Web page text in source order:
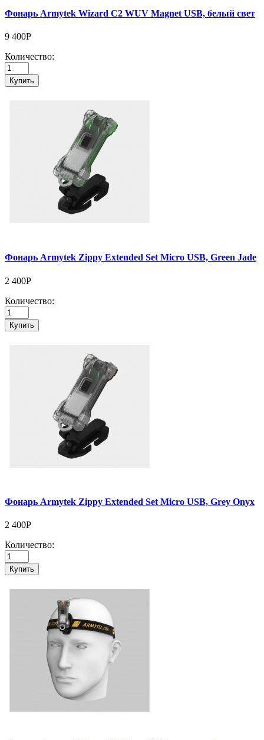
Фонарь Armytek Wizard C2 WUV Magnet USB, белый свет
9 400Р
Количество:
Купить
Фонарь Armytek Zippy Extended Set Micro USB, Green Jade
2 400Р
Количество:
Купить
Фонарь Armytek Zippy Extended Set Micro USB, Grey Onyx
2 400Р
Количество:
Купить